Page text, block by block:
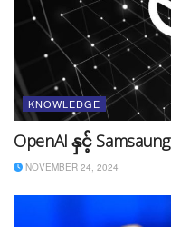
အခမဲ့ဆိုတာ
အခမဲ့ဆိုတာ ငွေကြေး
အသုံးပြုခွင့်ရတာကို ဆို
တန်ဖိုးမဲ့ခြင်းကို ဆိုလိုတာ
ဆိုတိုင်း အလကားဆိုတဲ့ စက
ဖန်တီးသူကို ရိုင်းစိုင်းတဲ့
Content Creator
KNOWLEDGE
OpenAI နှင့်
NOVEMBER 24, 2024